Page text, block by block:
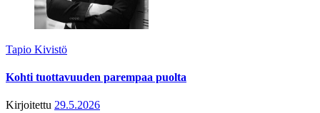
Tapio Kivistö
Kohti tuottavuuden parempaa puolta
Kirjoitettu 29.5.2026